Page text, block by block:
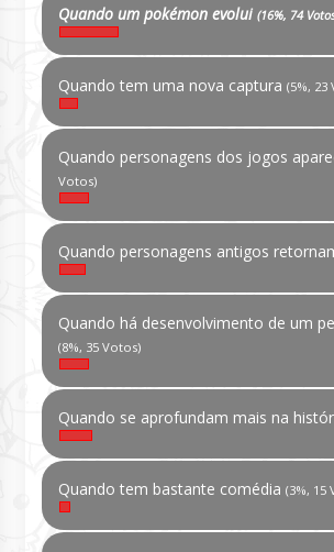
Quando um pokémon evolui (16%, 74
Quando tem uma nova captura (5%, 23
Quando personagens dos jogos
Votos)
Quando personagens antigos
Quando há desenvolvimento de um
(8%, 35 Votos)
Quando se aprofundam mais na
Quando tem bastante comédia (3%, 15